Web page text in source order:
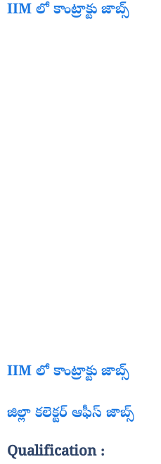
IIM లో కాంట్రాక్టు జాబ్స్
IIM లో కాంట్రాక్టు జాబ్స్
జిల్లా కలెక్టర్ ఆఫీస్ జాబ్స్
Qualification :